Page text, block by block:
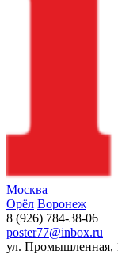
Москва
Орёл Воронеж
8 (926) 784-38-06
poster77@inbox.ru
ул. Промышленная,